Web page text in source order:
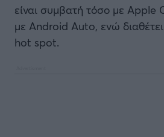
είναι συμβατή τόσο με Apple
με Android Auto, ενώ
hot spot.